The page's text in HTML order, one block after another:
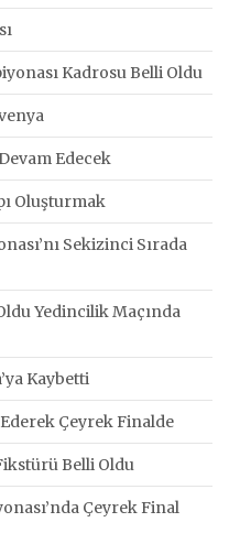
Kadrosu Belli Oldu
Edecek
Oluşturmak
Sekizinci Sırada
Yedincilik Maçında
Kaybetti
Çeyrek Finalde
Belli Oldu
Çeyrek Final